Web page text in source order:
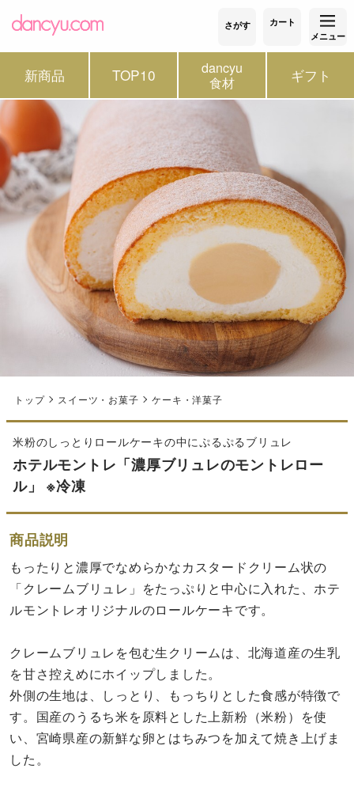
さがす
カート
メニュー
新商品 TOP10 dancyu
食材 ギフト
トップ スイーツ・お菓子 ケーキ・洋菓子
米粉のしっとりロールケーキの中にぷるぷるブリュレ
ホテルモントレ「濃厚ブリュレのモントレロー
ル」 ※冷凍
商品説明
もったりと濃厚でなめらかなカスタードクリーム状の
「クレームブリュレ」をたっぷりと中心に入れた、ホテ
ルモントレオリジナルのロールケーキです。
クレームブリュレを包む生クリームは、北海道産の生乳
を甘さ控えめにホイップしました。
外側の生地は、しっとり、もっちりとした食感が特徴で
す。国産のうるち米を原料とした上新粉（米粉）を使
い、宮崎県産の新鮮な卵とはちみつを加えて焼き上げま
した。